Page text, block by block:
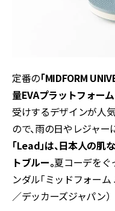
定番の「MIDFORM
量EVAプラットフォーム
受けするデザインが人気
ので、雨の日やレジャ
「Lead」は、日本人の
トブルー。夏コーデをぐ
ンダル「ミッドフォーム
／デッカーズジャパン）